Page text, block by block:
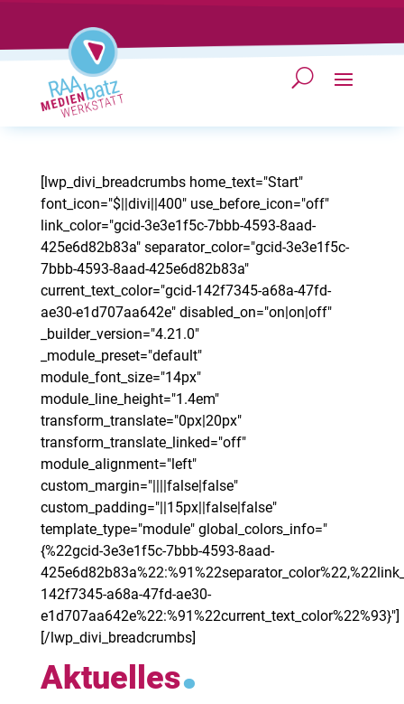
[lwp_divi_breadcrumbs home_text="Start"
font_icon="$||divi||400" use_before_icon="off"
link_color="gcid-3e3e1f5c-7bbb-4593-8aad-
425e6d82b83a" separator_color="gcid-3e3e1f5c-
7bbb-4593-8aad-425e6d82b83a"
current_text_color="gcid-142f7345-a68a-47fd-
ae30-e1d707aa642e" disabled_on="on|on|off"
_builder_version="4.21.0"
_module_preset="default"
module_font_size="14px"
module_line_height="1.4em"
transform_translate="0px|20px"
transform_translate_linked="off"
module_alignment="left"
custom_margin="||||false|false"
custom_padding="||15px||false|false"
template_type="module" global_colors_info="
{%22gcid-3e3e1f5c-7bbb-4593-8aad-
142f7345-a68a-47fd-ae30-
e1d707aa642e%22:%91%22current_text_color%22%93}"]
[/lwp_divi_breadcrumbs]
Aktuelles.